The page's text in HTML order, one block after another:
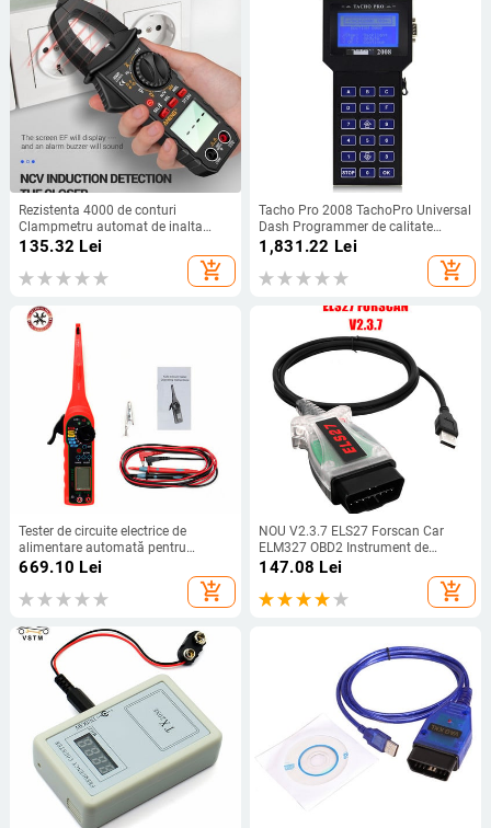
Rezistenta 4000 de conturi
Clampmetru automat de inalta
precizie pentru uz casnic
135.32 Lei
add_shopping_cart
Tacho Pro 2008 TachoPro Universal
Dash Programmer de calitate
superioara fara cabluri si adaptoare
1,831.22 Lei
add_shopping_cart
Tester de circuite electrice de
alimentare automată pentru
mașină Multimetru + Lampă +
Sondă + Lumină 0-380 Volți Livrare
gratuită
669.10 Lei
add_shopping_cart
NOU V2.3.7 ELS27 Forscan Car
ELM327 OBD2 Instrument de
diagnosticare Scanner Cititor de
cod pentru Mazda 3 CX5 6 Ford
Focus MK2 MK3 Fiesta Lincoln
147.08 Lei
add_shopping_cart